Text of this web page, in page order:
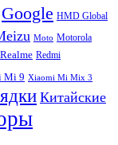
Google HMD Global
Moto Motorola
Realme Redmi
Mi 9 Xiaomi Mi Mix 3
Китайские